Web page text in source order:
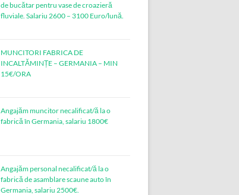
de bucătar pentru vase de croazieră
fluviale. Salariu 2600 – 3100 Euro/lună.
MUNCITORI FABRICA DE
INCALTĂMINȚE – GERMANIA – MIN
15€/ORA
Angajăm muncitor necalificat/ă la o
fabrică în Germania, salariu 1800€
Angajăm personal necalificat/ă la o
fabrică de asamblare scaune auto în
Germania, salariu 2500€.